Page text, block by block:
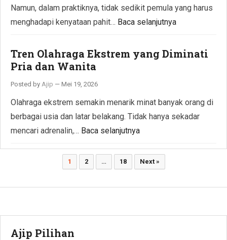
Namun, dalam praktiknya, tidak sedikit pemula yang harus
menghadapi kenyataan pahit… Baca selanjutnya
Tren Olahraga Ekstrem yang Diminati
Pria dan Wanita
Posted by Ajip — Mei 19, 2026
Olahraga ekstrem semakin menarik minat banyak orang di
berbagai usia dan latar belakang. Tidak hanya sekadar
mencari adrenalin,… Baca selanjutnya
1 2 … 18 Next »
Ajip Pilihan